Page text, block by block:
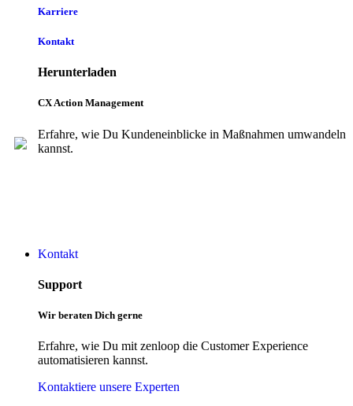
Karriere
Kontakt
Herunterladen
CX Action Management
Erfahre, wie Du Kundeneinblicke in Maßnahmen umwandeln
kannst.
Kontakt
Support
Wir beraten Dich gerne
Erfahre, wie Du mit zenloop die Customer Experience
automatisieren kannst.
Kontaktiere unsere Experten